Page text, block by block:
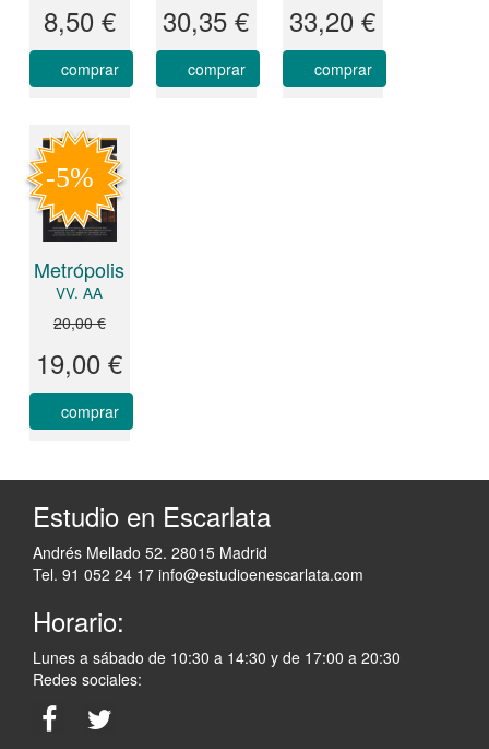
8,50 €
comprar
30,35 €
comprar
33,20 €
comprar
Metrópolis
VV. AA
20,00 €
19,00 €
comprar
Estudio en Escarlata
Andrés Mellado 52. 28015 Madrid
Tel. 91 052 24 17 info@estudioenescarlata.com
Horario:
Lunes a sábado de 10:30 a 14:30 y de 17:00 a 20:30
Redes sociales: